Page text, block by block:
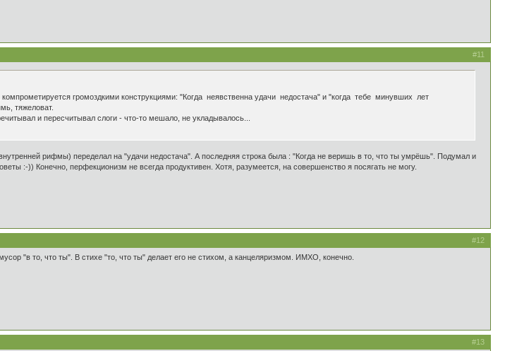
#11
громоздкими конструкциями: "Когда неявственна удачи недостача" и "когда тебе минувших лет
тяжеловат.
и пересчитывал слоги - что-то мешало, не укладывалось...
рифмы) переделал на "удачи недостача". А последняя строка была : "Когда не веришь в то, что ты умрёшь". Подумал и
:-)) Конечно, перфекционизм не всегда продуктивен. Хотя, разумеется, на совершенство я посягать не могу.
#12
"в то, что ты". В стихе "то, что ты" делает его не стихом, а канцеляризмом. ИМХО, конечно.
#13